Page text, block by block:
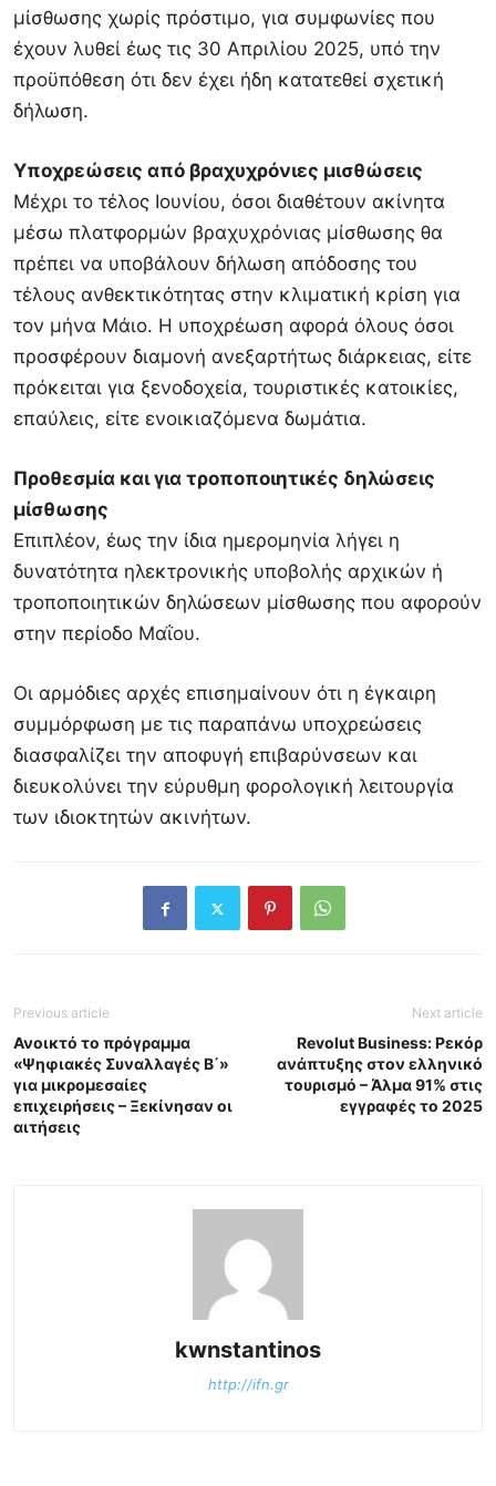
μίσθωσης χωρίς πρόστιμο, για συμφωνίες που
έχουν λυθεί έως τις 30 Απριλίου 2025, υπό την
προϋπόθεση ότι δεν έχει ήδη κατατεθεί σχετική
δήλωση.
Υποχρεώσεις από βραχυχρόνιες μισθώσεις
Μέχρι το τέλος Ιουνίου, όσοι διαθέτουν ακίνητα
μέσω πλατφορμών βραχυχρόνιας μίσθωσης θα
πρέπει να υποβάλουν δήλωση απόδοσης του
τέλους ανθεκτικότητας στην κλιματική κρίση για
τον μήνα Μάιο. Η υποχρέωση αφορά όλους όσοι
προσφέρουν διαμονή ανεξαρτήτως διάρκειας, είτε
πρόκειται για ξενοδοχεία, τουριστικές κατοικίες,
επαύλεις, είτε ενοικιαζόμενα δωμάτια.
Προθεσμία και για τροποποιητικές δηλώσεις
μίσθωσης
Επιπλέον, έως την ίδια ημερομηνία λήγει η
δυνατότητα ηλεκτρονικής υποβολής αρχικών ή
τροποποιητικών δηλώσεων μίσθωσης που αφορούν
στην περίοδο Μαΐου.
Οι αρμόδιες αρχές επισημαίνουν ότι η έγκαιρη
συμμόρφωση με τις παραπάνω υποχρεώσεις
διασφαλίζει την αποφυγή επιβαρύνσεων και
διευκολύνει την εύρυθμη φορολογική λειτουργία
των ιδιοκτητών ακινήτων.
Previous article
Ανοικτό το πρόγραμμα
«Ψηφιακές Συναλλαγές Β΄»
για μικρομεσαίες
επιχειρήσεις – Ξεκίνησαν οι
αιτήσεις
Next article
Revolut Business: Ρεκόρ
ανάπτυξης στον ελληνικό
τουρισμό – Άλμα 91% στις
εγγραφές το 2025
kwnstantinos
http://ifn.gr